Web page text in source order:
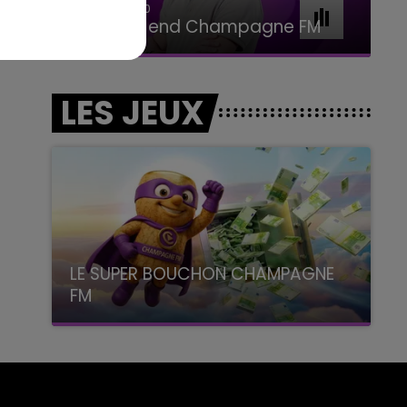
16h00 - 20h00
Le Week-end Champagne FM
LES JEUX
LE SUPER BOUCHON CHAMPAGNE
FM
avec La Famille Champagne FM, à 8H10